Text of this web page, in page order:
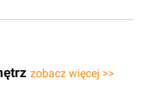
zobacz więcej >>